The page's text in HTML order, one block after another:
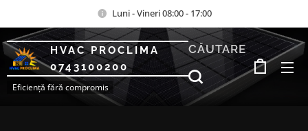
Luni - Vineri 08:00 - 17:00
HVAC PROCLIMA
0743100200
Eficiență fără compromis
CĂUTARE